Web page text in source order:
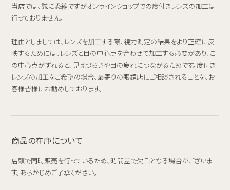
当店では、誠に恐縮ですがオンラインショップでの度付きレンズの加工は
行っておりません。
理由としましては、レンズを加工する際、視力測定の結果をより正確に反
映するためには、レンズと目の中心点を合わせて加工する必要があり、こ
の中心点がずれると、見えづらさや目の疲れにつながるためです。度付き
レンズの加工をご希望の場合、最寄りの眼鏡店にご相談されることを、お
客様皆様にお勧めしております。
商品の在庫について
店頭で同時販売を行っているため、時間差で欠品となる場合がございま
す。あらかじめご了承ください。